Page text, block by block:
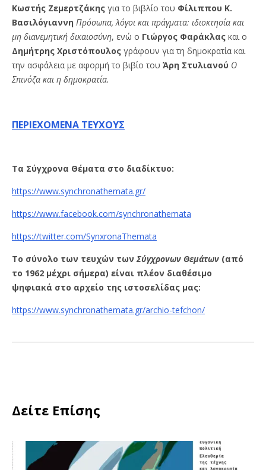
Κωστής Ζεμερτζάκης για το βιβλίο του Φίλιππου Κ.
Βασιλόγιαννη Πρόσωπα, λόγοι και πράγματα: ιδιοκτησία και
μη διανεμητική δικαιοσύνη, ενώ ο Γιώργος Φαράκλας και ο
Δημήτρης Χριστόπουλος γράφουν για τη δημοκρατία και
την ασφάλεια με αφορμή το βιβίο του Άρη Στυλιανού Ο
Σπινόζα και η δημοκρατία.
ΠΕΡΙΕΧΟΜΕΝΑ ΤΕΥΧΟΥΣ
Τα Σύγχρονα Θέματα στο διαδίκτυο:
https://www.synchronathemata.gr/
https://www.facebook.com/synchronathemata
https://twitter.com/SynxronaThemata
Το σύνολο των τευχών τωνΣύγχρονων Θεμάτων (από
το 1962 μέχρι σήμερα) είναι πλέον διαθέσιμο
ψηφιακά στο αρχείο της ιστοσελίδας μας:
https://www.synchronathemata.gr/archio-tefchon/
Δείτε Επίσης